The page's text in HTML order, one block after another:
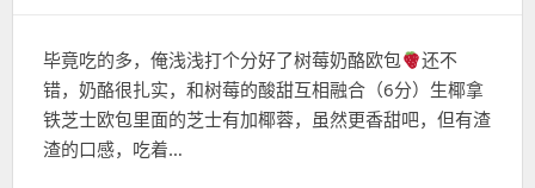
毕竟吃的多，俺浅浅打个分好了树莓奶酪欧包
还不
错，奶酪很扎实，和树莓的酸甜互相融合（6分）生椰拿
铁芝士欧包里面的芝士有加椰蓉，虽然更香甜吧，但有渣
渣的口感，吃着…